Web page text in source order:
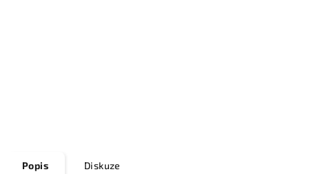
Popis Diskuze